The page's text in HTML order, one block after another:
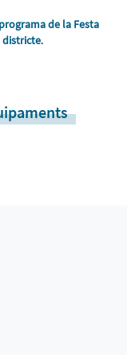
programa de la Festa
districte.